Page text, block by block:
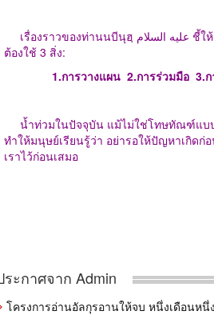
เรื่องราวของท่านนบีนุฮฺ عليه السلام ชี้ให้เห็นว่า การรับมือภัยน้ำท่วม
ต้องใช้ 3 สิ่ง:
1.การวางแผน 2.การร่วมมือ 3.
น้ำท่วมในปัจจุบัน แม้ไม่ใช่โทษทัณฑ์แบ
ทำให้มนุษย์เรียนรู้ว่า อย่ารอให้ปัญหาเกิดก่
เราไว้ก่อนเสมอ
ระกาศจาก Admin
โครงการอ่านอัลกุรอานให้จบ หนึ่งเดือนหนึ่